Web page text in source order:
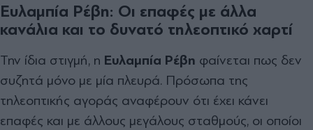
Ευλαμπία Ρέβη: Οι επαφές με άλλα
κανάλια και το δυνατό τηλεοπτικό χαρτί
Την ίδια στιγμή, η Ευλαμπία Ρέβη φαίνεται πως δεν
συζητά μόνο με μία πλευρά. Πρόσωπα της
τηλεοπτικής αγοράς αναφέρουν ότι έχει κάνει
επαφές και με άλλους μεγάλους σταθμούς, οι οποίοι